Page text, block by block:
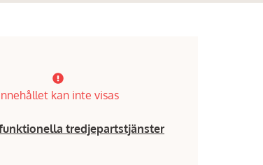
kan inte visas
tredjepartstjänster